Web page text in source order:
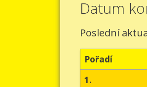
Datum
Poslední
Pořadí
1.